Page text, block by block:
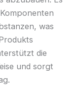
was
die
und sorgt